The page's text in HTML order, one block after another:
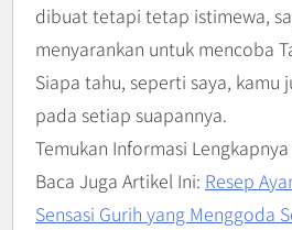
dibuat tetapi tetap istimewa,
menyarankan untuk mencoba
Siapa tahu, seperti saya, kamu
pada setiap suapannya.
Temukan Informasi
Baca Juga Artikel Ini: Resep
Sensasi Gurih yang Menggoda